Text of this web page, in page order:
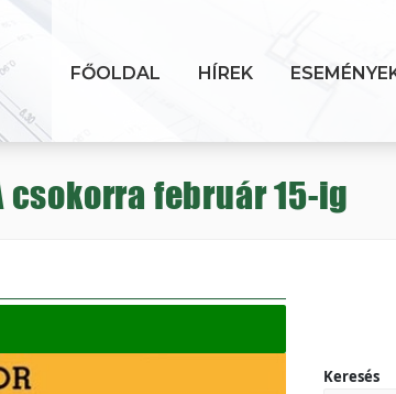
FŐOLDAL HÍREK
csokorra február 15-ig
Keresés